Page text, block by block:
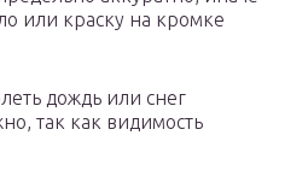
или краску на кромке
дождь или снег
так как видимость